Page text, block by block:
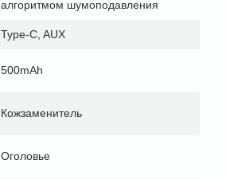
алгоритмом шумоподавления
Type-C, AUX
500mAh
Кожзаменитель
Оголовье